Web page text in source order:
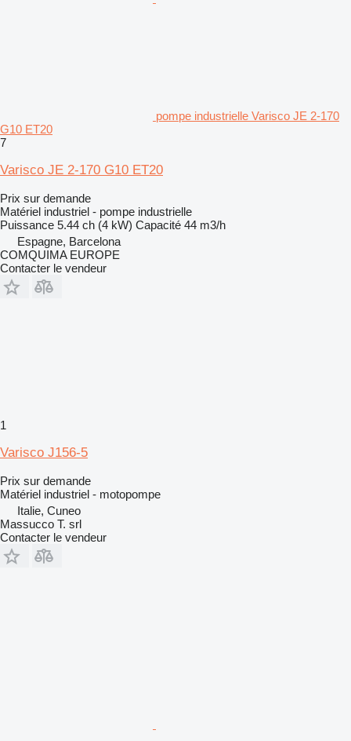
pompe industrielle Varisco JE 2-170
G10 ET20
7
Varisco JE 2-170 G10 ET20
Prix sur demande
Matériel industriel - pompe industrielle
Puissance 5.44 ch (4 kW) Capacité 44 m3/h
Espagne, Barcelona
COMQUIMA EUROPE
Contacter le vendeur
1
Varisco J156-5
Prix sur demande
Matériel industriel - motopompe
Italie, Cuneo
Massucco T. srl
Contacter le vendeur